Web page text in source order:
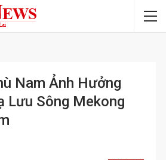
Nam Ảnh Hưởng
Lưu Sông Mekong